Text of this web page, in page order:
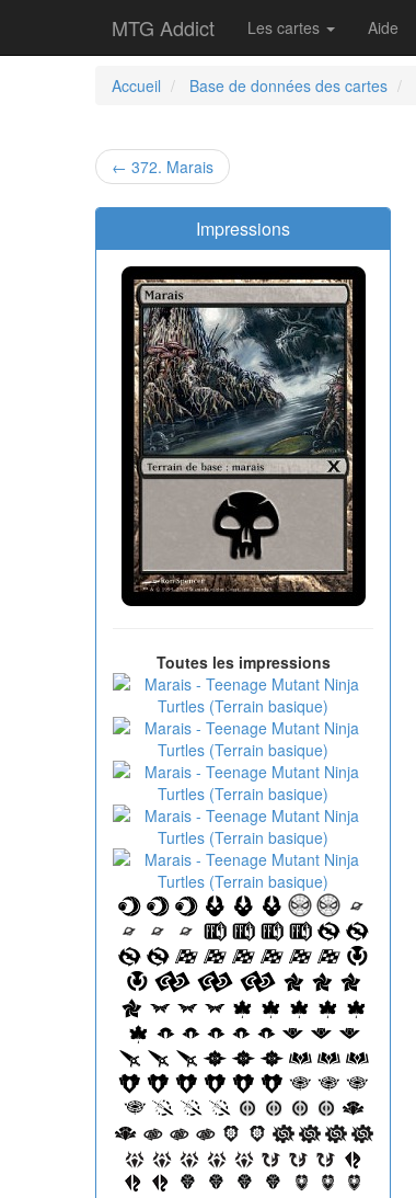
MTG Addict Les cartes Aide
Accueil
Base de données des cartes
← 372. Marais
Impressions
Toutes les impressions